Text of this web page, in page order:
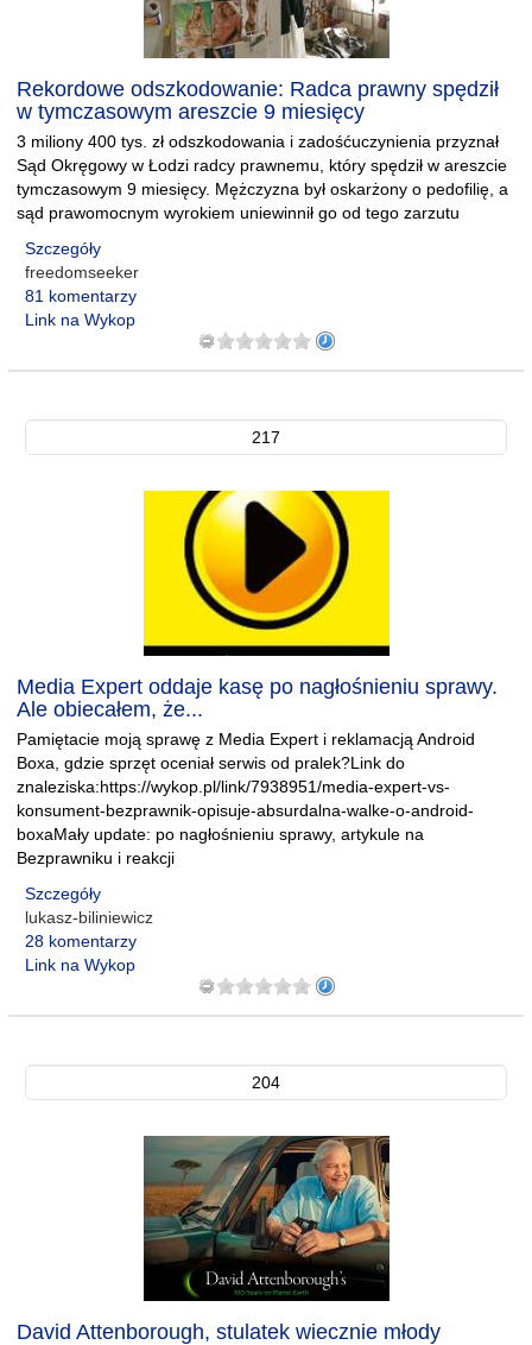
Rekordowe odszkodowanie: Radca prawny spędził
w tymczasowym areszcie 9 miesięcy
3 miliony 400 tys. zł odszkodowania i zadośćuczynienia przyznał
Sąd Okręgowy w Łodzi radcy prawnemu, który spędził w areszcie
tymczasowym 9 miesięcy. Mężczyzna był oskarżony o pedofilię, a
sąd prawomocnym wyrokiem uniewinnił go od tego zarzutu
Szczegóły
freedomseeker
81 komentarzy
Link na Wykop
217
Media Expert oddaje kasę po nagłośnieniu sprawy.
Ale obiecałem, że...
Pamiętacie moją sprawę z Media Expert i reklamacją Android
Boxa, gdzie sprzęt oceniał serwis od pralek?Link do
znaleziska:https://wykop.pl/link/7938951/media-expert-vs-
konsument-bezprawnik-opisuje-absurdalna-walke-o-android-
boxaMały update: po nagłośnieniu sprawy, artykule na
Bezprawniku i reakcji
Szczegóły
lukasz-biliniewicz
28 komentarzy
Link na Wykop
204
David Attenborough, stulatek wiecznie młody